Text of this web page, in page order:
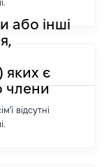
або інші
яких є
члени
відсутні